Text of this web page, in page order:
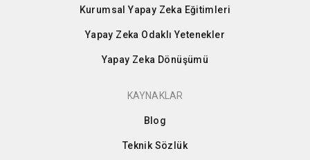
Kurumsal Yapay Zeka Eğitimleri
Yapay Zeka Odaklı Yetenekler
Yapay Zeka Dönüşümü
KAYNAKLAR
Blog
Teknik Sözlük